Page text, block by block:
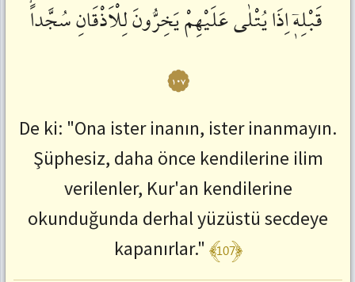
قَبْلِهٖٓاِذَايُتْلٰىعَلَيْهِمْيَخِرُّونَلِلْاَذْقَانِسُجَّداًۙ
١٠٧
De ki: "Ona ister inanın, ister inanmayın.
Şüphesiz, daha önce kendilerine ilim
verilenler, Kur'an kendilerine
okunduğunda derhal yüzüstü secdeye
kapanırlar." ﴾107﴿